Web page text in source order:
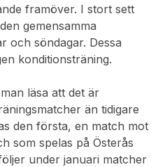
framöver. I stort sett
gemensamma
och söndagar. Dessa
konditionsträning.
läsa att det är
än tidigare
den första, en match mot
som spelas på Österås
under januari matcher